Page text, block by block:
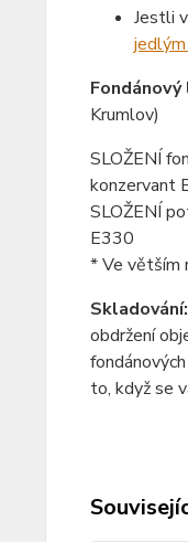
Jestli
Krumlov)
SLOŽENÍ
konzervant
SLOŽENÍ
E330
* Ve větším
Skladování:
obdržení
to, když se